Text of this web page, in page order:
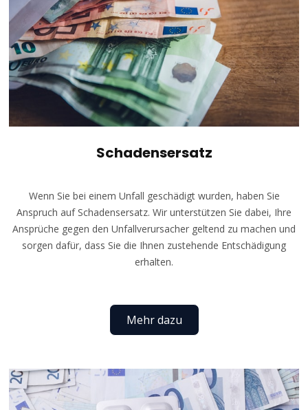
Schadensersatz
Wenn Sie bei einem Unfall geschädigt wurden, haben Sie
Anspruch auf Schadensersatz. Wir unterstützen Sie dabei, Ihre
Ansprüche gegen den Unfallverursacher geltend zu machen und
sorgen dafür, dass Sie die Ihnen zustehende Entschädigung
erhalten.
Mehr dazu